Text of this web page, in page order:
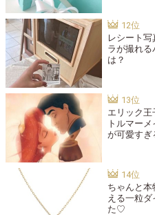
レシート
ラが撮れ
は？
エリック王
トルマー
が可愛す
ちゃんと
える一粒
た♡